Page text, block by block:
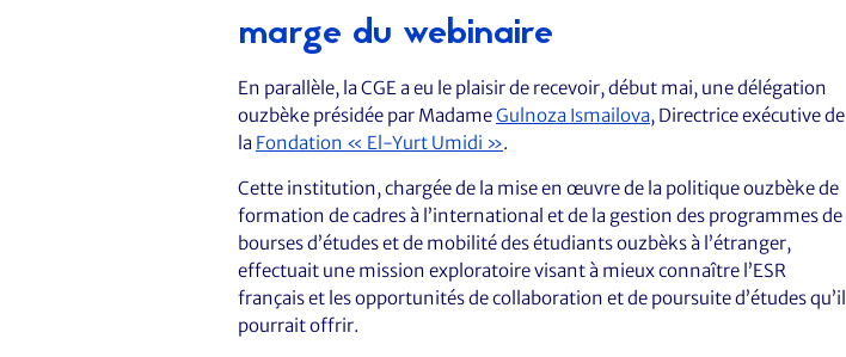
marge du webinaire
En parallèle, la CGE a eu le plaisir de recevoir, début mai, une délégation
ouzbèke présidée par MadameGulnoza Ismailova, Directrice exécutive de
la Fondation « El-Yurt Umidi ».
Cette institution, chargée de la mise en œuvre de la politique ouzbèke de
formation de cadres à l’international et de la gestion des programmes de
bourses d’études et de mobilité des étudiants ouzbèks à l’étranger,
effectuait une mission exploratoire visant à mieux connaître l’ESR
français et les opportunités de collaboration et de poursuite d’études qu’il
pourrait offrir.